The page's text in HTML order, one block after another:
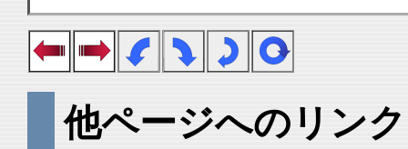
他ページへのリンク